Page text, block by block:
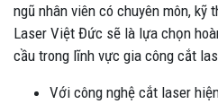
ngũ nhân viên có chuyên môn, kỹ
Laser Việt Đức sẽ là lựa chọn
cầu trong lĩnh vực gia công cắt
Với công nghệ cắt laser